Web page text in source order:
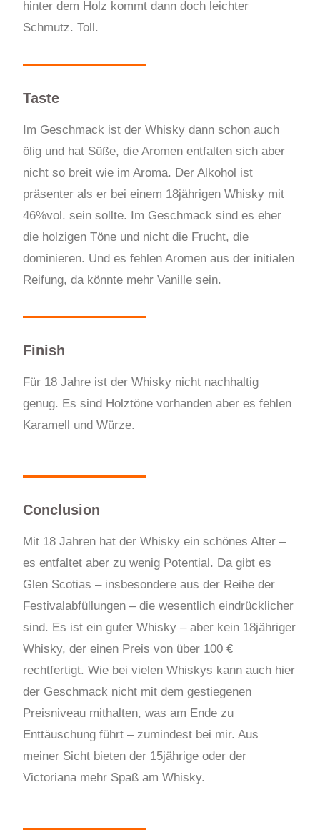
hinter dem Holz kommt dann doch leichter
Schmutz. Toll.
Taste
Im Geschmack ist der Whisky dann schon auch
ölig und hat Süße, die Aromen entfalten sich aber
nicht so breit wie im Aroma. Der Alkohol ist
präsenter als er bei einem 18jährigen Whisky mit
46%vol. sein sollte. Im Geschmack sind es eher
die holzigen Töne und nicht die Frucht, die
dominieren. Und es fehlen Aromen aus der initialen
Reifung, da könnte mehr Vanille sein.
Finish
Für 18 Jahre ist der Whisky nicht nachhaltig
genug. Es sind Holztöne vorhanden aber es fehlen
Karamell und Würze.
Conclusion
Mit 18 Jahren hat der Whisky ein schönes Alter –
es entfaltet aber zu wenig Potential. Da gibt es
Glen Scotias – insbesondere aus der Reihe der
Festivalabfüllungen – die wesentlich eindrücklicher
sind. Es ist ein guter Whisky – aber kein 18jähriger
Whisky, der einen Preis von über 100 €
rechtfertigt. Wie bei vielen Whiskys kann auch hier
der Geschmack nicht mit dem gestiegenen
Preisniveau mithalten, was am Ende zu
Enttäuschung führt – zumindest bei mir. Aus
meiner Sicht bieten der 15jährige oder der
Victoriana mehr Spaß am Whisky.